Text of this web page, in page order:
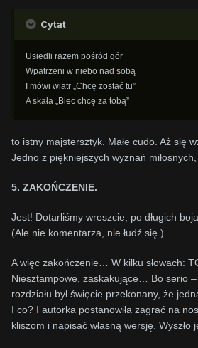
Cytat
Usiedli razem pośród gór
Wpatrzeni w niebo nad sobą
I mówi wiatr „Chcę zostać tu”
A skała „Biec chcę za tobą”
to istny majstersztyk. Małe cudo. Aż się
Jedno z piękniejszych wyznań miłosnych,
5. ZAKOŃCZENIE.
Jest! Dotarliśmy wreszcie, po długich
(Ale nie komentarza, nie łudź się.)
A więc zakończenie… W kilku słowach:
Niesztampowe, zaskakujące… Bo serio
rozdziału był święcie przekonany, że
I co? I autorka postanowiła zagrać na
kliszom i napisać własną wersję. Wyszło